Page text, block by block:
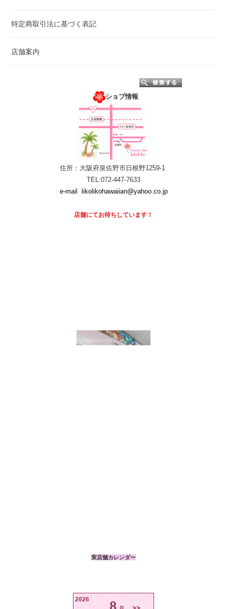
特定商取引法に基づく表記
店舗案内
ショプ情報
住所：大阪府泉佐野市日根野1259-1
TEL:072-447-7633
e-mail likolikohawaiian@yahoo.co.jp
店舗にてお待ちしています！
実店舗カレンダー